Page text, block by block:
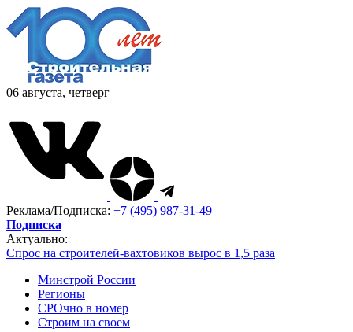
06 августа, четверг
Реклама/Подписка: +7 (495) 987-31-49
Подписка
Актуально:
Спрос на строителей-вахтовиков вырос в 1,5 раза
Минстрой России
Регионы
СРОчно в номер
Строим на своем